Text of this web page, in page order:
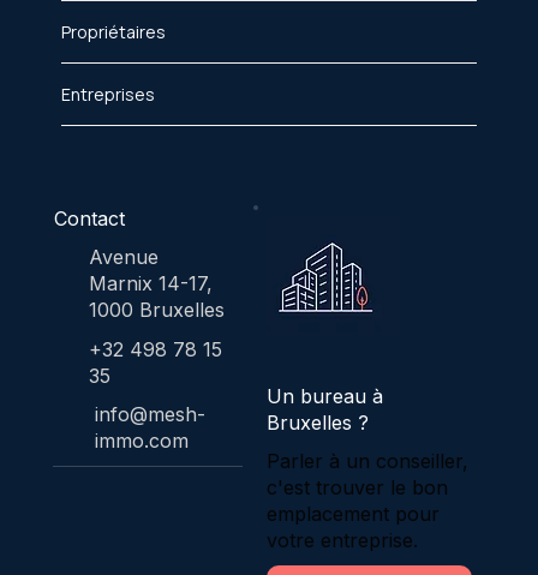
Propriétaires
Entreprises
Contact
Avenue
Marnix 14-17,
1000 Bruxelles
+32 498 78 15
35
info@mesh-
immo.com
Un bureau à
Bruxelles ?
Parler à un conseiller,
c'est trouver le bon
emplacement pour
votre entreprise.